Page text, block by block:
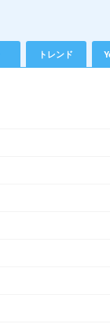
トレンド